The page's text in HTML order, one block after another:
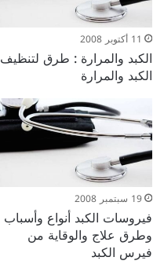
11 أكتوبر 2008
الكبد والمرارة : طرق لتنظيف
الكبد والمرارة
19 سبتمبر 2008
فيروسات الكبد أنواع وأسباب
وطرق علاج والوقاية من
فيرس الكبد